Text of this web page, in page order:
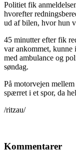
Politiet fik
hvorefter
ud af bilen, hvor hun
45 minutter efter fik
var ankommet,
med ambulance og
søndag.
På motorvejen
spærret i et spor, da
/ritzau/
Kommentarer